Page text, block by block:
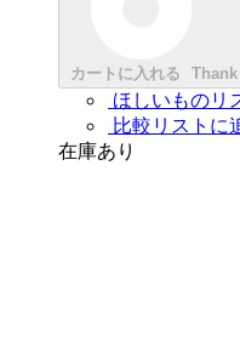
カートに入れる
ほしいものリ
比較リストに
在庫あり